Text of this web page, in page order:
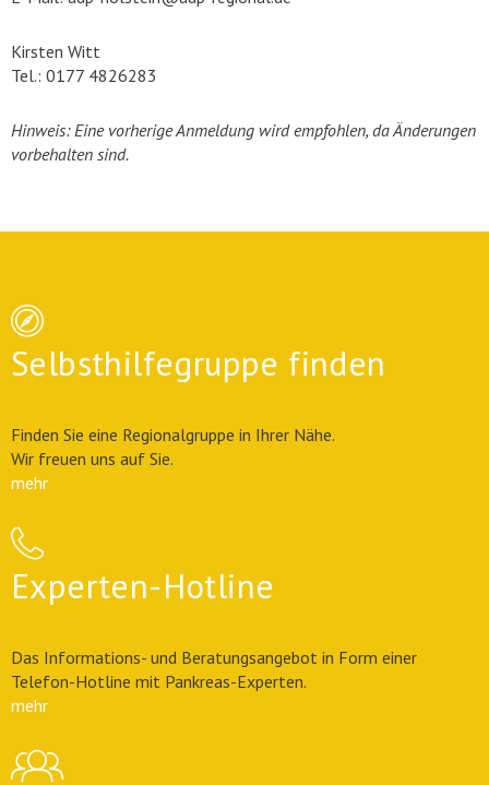
Kirsten Witt
Tel.: 0177 4826283
Hinweis: Eine vorherige Anmeldung wird empfohlen, da Änderungen
vorbehalten sind.
Selbsthilfegruppe finden
Finden Sie eine Regionalgruppe in Ihrer Nähe.
Wir freuen uns auf Sie.
mehr
Experten-Hotline
Das Informations- und Beratungsangebot in Form einer
Telefon-Hotline mit Pankreas-Experten.
mehr